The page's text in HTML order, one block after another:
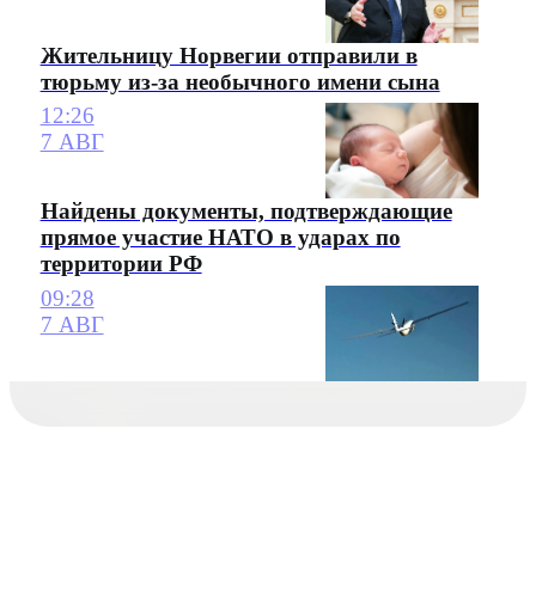
Жительницу Норвегии отправили в
тюрьму из-за необычного имени сына
12:26
7 АВГ
Найдены документы, подтверждающие
прямое участие НАТО в ударах по
территории РФ
09:28
7 АВГ